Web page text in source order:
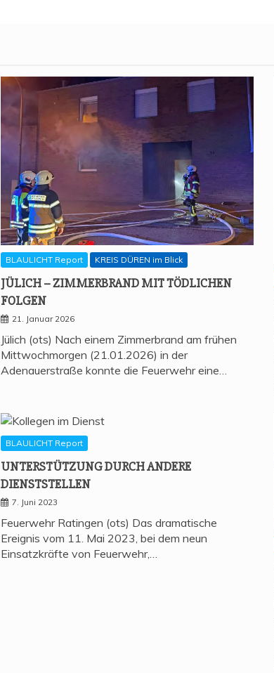
BLAULICHT Report KREIS DÜREN im Blick
JÜLICH – ZIM­MER­BRAND MIT TÖD­LI­CHEN
FOLGEN
21. Januar 2026
Jülich (ots) Nach einem Zimmerbrand am frühen
Mittwochmorgen (21.01.2026) in der
Adenauerstraße konnte die Feuerwehr eine…
BLAULICHT Report
UNTER­STÜT­ZUNG DURCH ANDE­RE
DIENSTSTELLEN
7. Juni 2023
Feuerwehr Ratingen (ots) Das dramatische
Ereignis vom 11. Mai 2023, bei dem neun
Einsatzkräfte von Feuerwehr,…